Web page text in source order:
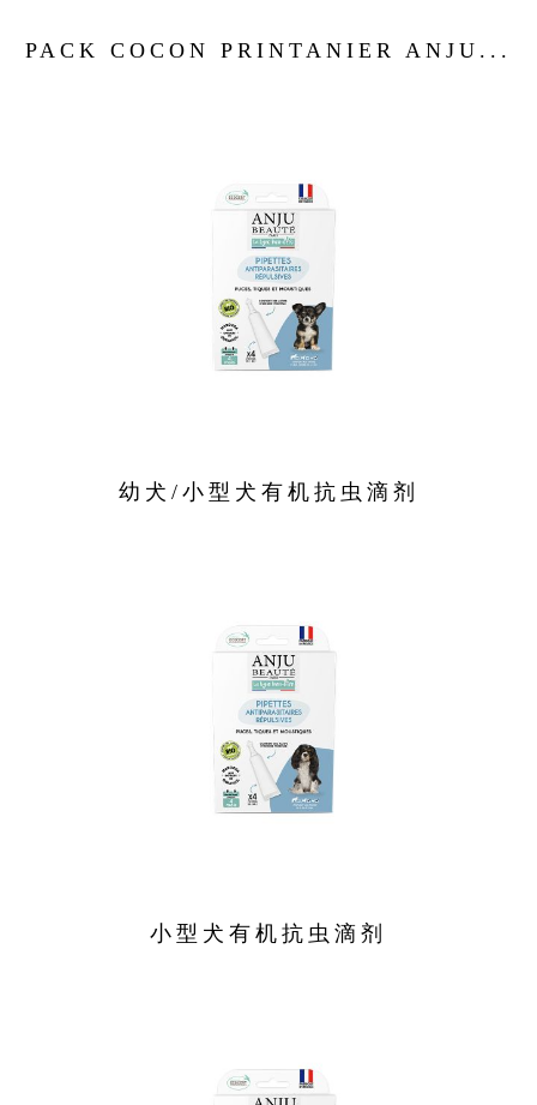
PACK COCON PRINTANIER ANJU...
幼犬/小型犬有机抗虫滴剂
小型犬有机抗虫滴剂